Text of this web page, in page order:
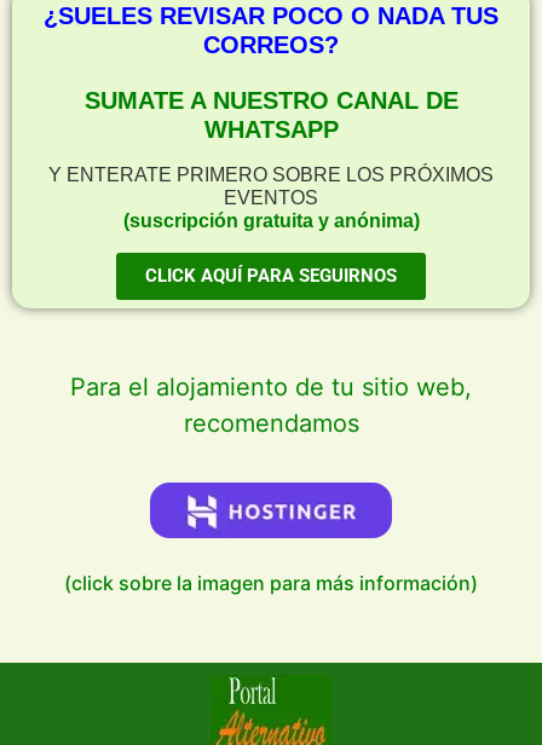
¿SUELES REVISAR POCO O NADA TUS
CORREOS?
SUMATE A NUESTRO CANAL DE
WHATSAPP
Y ENTERATE PRIMERO SOBRE LOS PRÓXIMOS
EVENTOS
(suscripción gratuita y anónima)
CLICK AQUÍ PARA SEGUIRNOS
Para el alojamiento de tu sitio web,
recomendamos
(click sobre la imagen para más información)